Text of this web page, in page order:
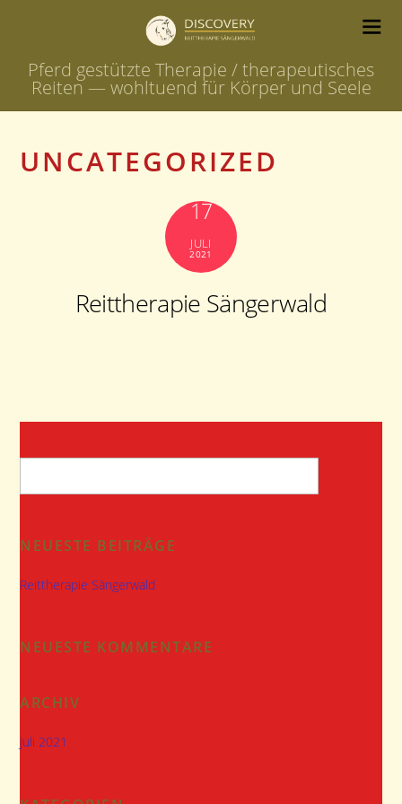
Pferd gestützte Therapie / therapeutisches
Reiten — wohltuend für Körper und Seele
UNCATEGORIZED
17
JULI
2021
Reittherapie Sängerwald
NEUESTE BEITRÄGE
Reittherapie Sängerwald
NEUESTE KOMMENTARE
ARCHIV
Juli 2021